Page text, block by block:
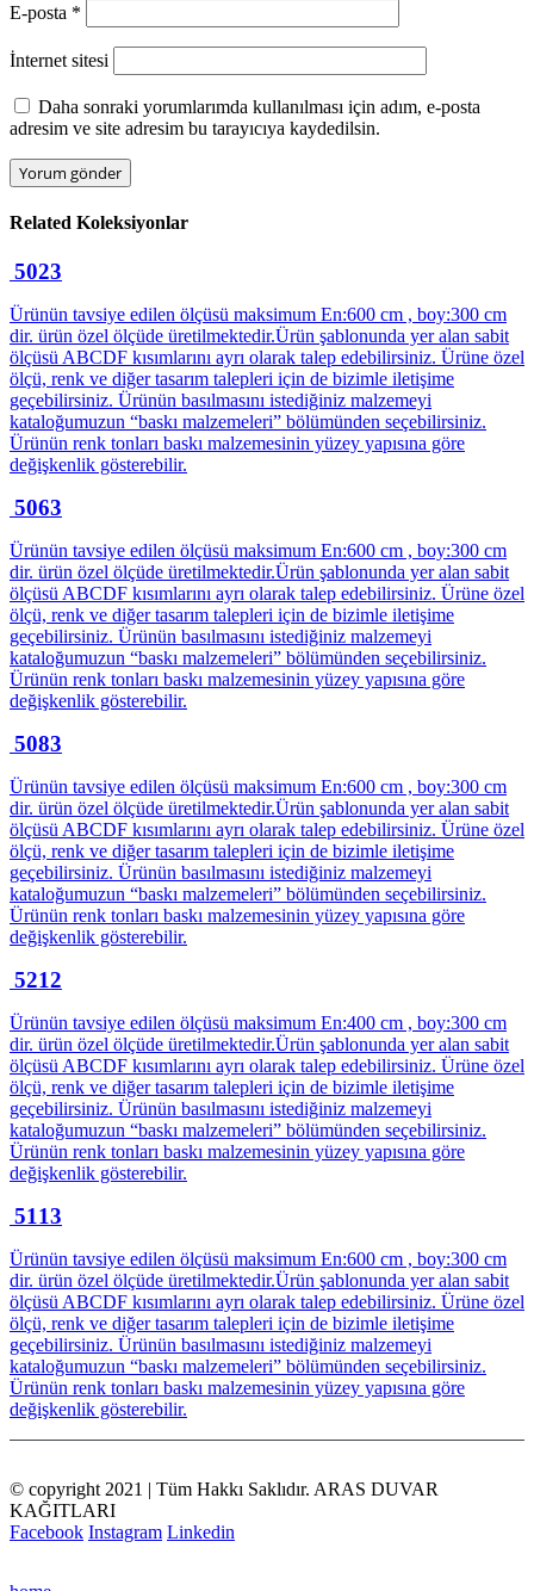
E-posta *
İnternet sitesi
Daha sonraki yorumlarımda kullanılması için adım, e-posta
adresim ve site adresim bu tarayıcıya kaydedilsin.
Related Koleksiyonlar
5023
Ürünün tavsiye edilen ölçüsü maksimum En:600 cm , boy:300 cm
dir. ürün özel ölçüde üretilmektedir.Ürün şablonunda yer alan sabit
ölçüsü ABCDF kısımlarını ayrı olarak talep edebilirsiniz. Ürüne özel
ölçü, renk ve diğer tasarım talepleri için de bizimle iletişime
geçebilirsiniz. Ürünün basılmasını istediğiniz malzemeyi
kataloğumuzun “baskı malzemeleri” bölümünden seçebilirsiniz.
Ürünün renk tonları baskı malzemesinin yüzey yapısına göre
değişkenlik gösterebilir.
5063
Ürünün tavsiye edilen ölçüsü maksimum En:600 cm , boy:300 cm
dir. ürün özel ölçüde üretilmektedir.Ürün şablonunda yer alan sabit
ölçüsü ABCDF kısımlarını ayrı olarak talep edebilirsiniz. Ürüne özel
ölçü, renk ve diğer tasarım talepleri için de bizimle iletişime
geçebilirsiniz. Ürünün basılmasını istediğiniz malzemeyi
kataloğumuzun “baskı malzemeleri” bölümünden seçebilirsiniz.
Ürünün renk tonları baskı malzemesinin yüzey yapısına göre
değişkenlik gösterebilir.
5083
Ürünün tavsiye edilen ölçüsü maksimum En:600 cm , boy:300 cm
dir. ürün özel ölçüde üretilmektedir.Ürün şablonunda yer alan sabit
ölçüsü ABCDF kısımlarını ayrı olarak talep edebilirsiniz. Ürüne özel
ölçü, renk ve diğer tasarım talepleri için de bizimle iletişime
geçebilirsiniz. Ürünün basılmasını istediğiniz malzemeyi
kataloğumuzun “baskı malzemeleri” bölümünden seçebilirsiniz.
Ürünün renk tonları baskı malzemesinin yüzey yapısına göre
değişkenlik gösterebilir.
5212
Ürünün tavsiye edilen ölçüsü maksimum En:400 cm , boy:300 cm
dir. ürün özel ölçüde üretilmektedir.Ürün şablonunda yer alan sabit
ölçüsü ABCDF kısımlarını ayrı olarak talep edebilirsiniz. Ürüne özel
ölçü, renk ve diğer tasarım talepleri için de bizimle iletişime
geçebilirsiniz. Ürünün basılmasını istediğiniz malzemeyi
kataloğumuzun “baskı malzemeleri” bölümünden seçebilirsiniz.
Ürünün renk tonları baskı malzemesinin yüzey yapısına göre
değişkenlik gösterebilir.
5113
Ürünün tavsiye edilen ölçüsü maksimum En:600 cm , boy:300 cm
dir. ürün özel ölçüde üretilmektedir.Ürün şablonunda yer alan sabit
ölçüsü ABCDF kısımlarını ayrı olarak talep edebilirsiniz. Ürüne özel
ölçü, renk ve diğer tasarım talepleri için de bizimle iletişime
geçebilirsiniz. Ürünün basılmasını istediğiniz malzemeyi
kataloğumuzun “baskı malzemeleri” bölümünden seçebilirsiniz.
Ürünün renk tonları baskı malzemesinin yüzey yapısına göre
değişkenlik gösterebilir.
© copyright 2021 | Tüm Hakkı Saklıdır. ARAS DUVAR
KAĞITLARI
Facebook Instagram Linkedin